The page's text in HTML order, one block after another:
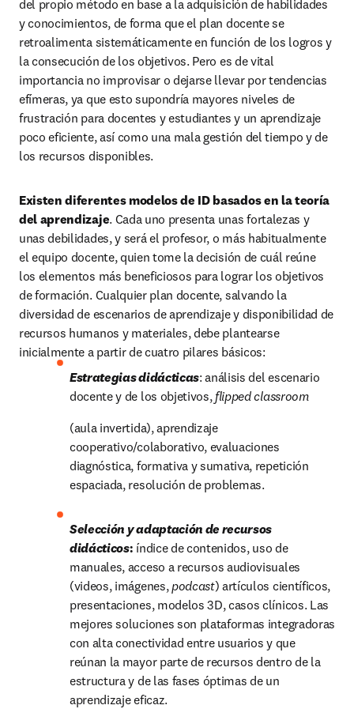
del propio método en base a la adquisición de habilidades
y conocimientos, de forma que el plan docente se
retroalimenta sistemáticamente en función de los logros y
la consecución de los objetivos. Pero es de vital
importancia no improvisar o dejarse llevar por tendencias
efímeras, ya que esto supondría mayores niveles de
frustración para docentes y estudiantes y un aprendizaje
poco eficiente, así como una mala gestión del tiempo y de
los recursos disponibles.
Existen diferentes modelos de ID basados en la teoría
del aprendizaje. Cada uno presenta unas fortalezas y
unas debilidades, y será el profesor, o más habitualmente
el equipo docente, quien tome la decisión de cuál reúne
los elementos más beneficiosos para lograr los objetivos
de formación. Cualquier plan docente, salvando la
diversidad de escenarios de aprendizaje y disponibilidad de
recursos humanos y materiales, debe plantearse
inicialmente a partir de cuatro pilares básicos:
Estrategias didácticas: análisis del escenario
docente y de los objetivos, flipped classroom
(aula invertida), aprendizaje
cooperativo/colaborativo, evaluaciones
diagnóstica, formativa y sumativa, repetición
espaciada, resolución de problemas.
Selección y adaptación de recursos
didácticos: índice de contenidos, uso de
manuales, acceso a recursos audiovisuales
(videos, imágenes, podcast) artículos científicos,
presentaciones, modelos 3D, casos clínicos. Las
mejores soluciones son plataformas integradoras
con alta conectividad entre usuarios y que
reúnan la mayor parte de recursos dentro de la
estructura y de las fases óptimas de un
aprendizaje eficaz.